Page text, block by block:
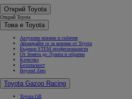
Открий Toyota
Открий Toyota
Това е Toyota
Актуални новини и събития
Абонирайте се за новини от Toyota
Бъдещи STEM професионалисти
От Земята до Луната и обратно
Качество
Безопасност
Beyond Zero
Toyota Gazoo Racing
Toyota GR